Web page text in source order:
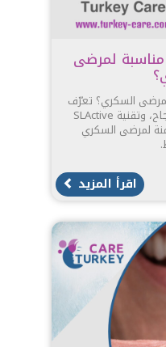
لمرضى
السكري؟ تعرّف
على شروط الزراعة، نسبة النجاح، وتقنية SLActive
لمرضى السكري
اقرأ المزيد